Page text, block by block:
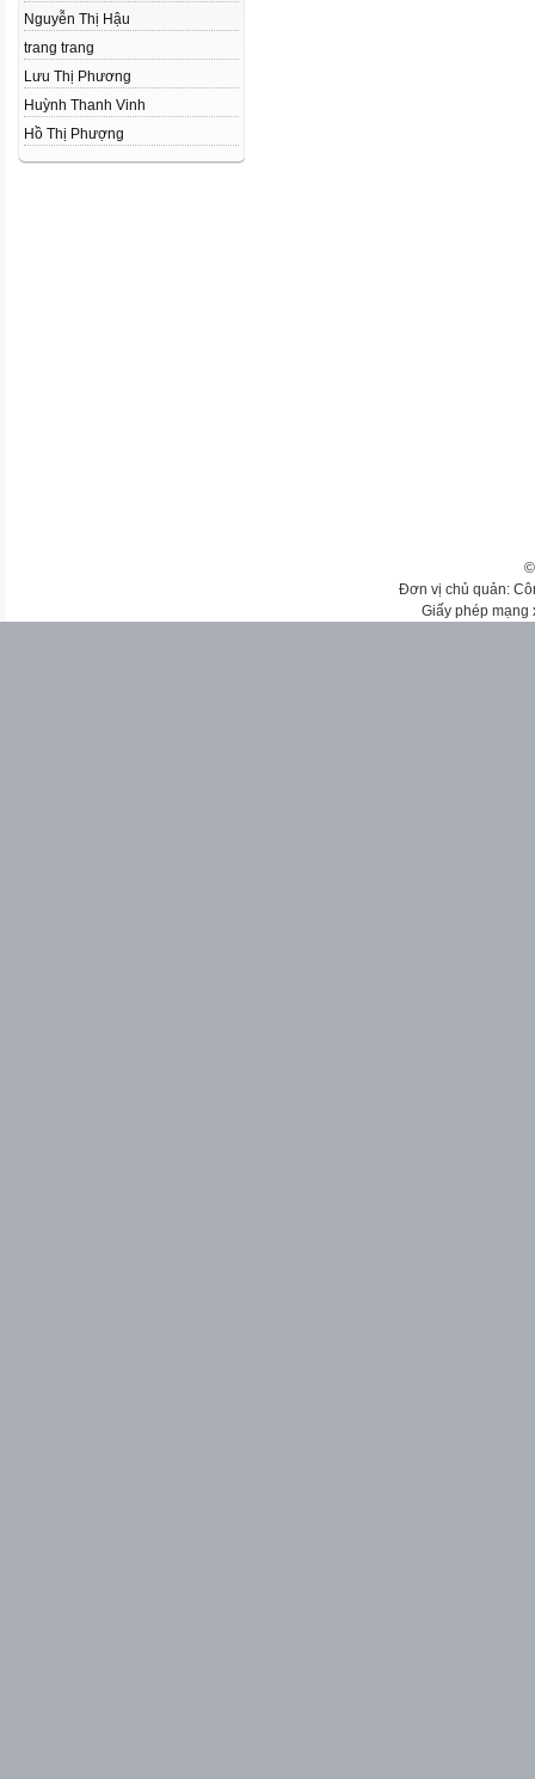
Nguyễn Thị Hậu
trang trang
Lưu Thị Phương
Huỳnh Thanh Vinh
Hồ Thị Phượng
Đơn vị chủ quản:
Giấy phép mạng